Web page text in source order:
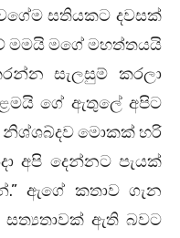
සතියකට දවසක්
මමයි මගේ මහත්තයයි
සැලසුම් කරලා
ගේ ඇතුලේ අපිට
මොකක් හරි
අපි දෙන්නට පැයක්
ඇගේ කතාව ගැන
ඇති බවට